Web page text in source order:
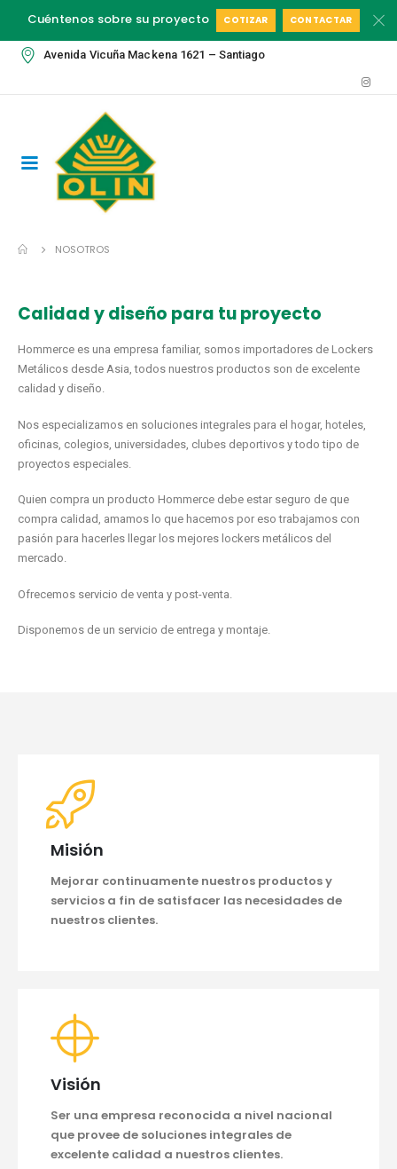
Cuéntenos sobre su proyecto COTIZAR CONTACTAR
Avenida Vicuña Mackena 1621 – Santiago
NOSOTROS
Calidad y diseño para tu proyecto
Hommerce es una empresa familiar, somos importadores de Lockers
Metálicos desde Asia, todos nuestros productos son de excelente
calidad y diseño.
Nos especializamos en soluciones integrales para el hogar, hoteles,
oficinas, colegios, universidades, clubes deportivos y todo tipo de
proyectos especiales.
Quien compra un producto Hommerce debe estar seguro de que
compra calidad, amamos lo que hacemos por eso trabajamos con
pasión para hacerles llegar los mejores lockers metálicos del
mercado.
Ofrecemos servicio de venta y post-venta.
Disponemos de un servicio de entrega y montaje.
Misión
Mejorar continuamente nuestros productos y
servicios a fin de satisfacer las necesidades de
nuestros clientes.
Visión
Ser una empresa reconocida a nivel nacional
que provee de soluciones integrales de
excelente calidad a nuestros clientes.